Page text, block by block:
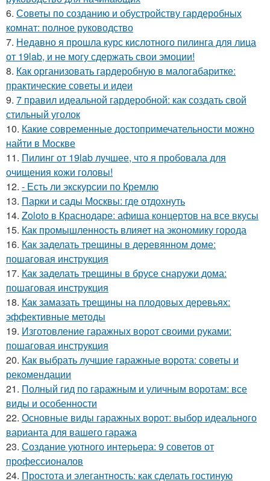
6. Советы по созданию и обустройству гардеробных
комнат: полное руководство
7. Недавно я прошла курс кислотного пилинга для лица
от 19lab, и не могу сдержать свои эмоции!
8. Как организовать гардеробную в малогабаритке:
практические советы и идеи
9. 7 правил идеальной гардеробной: как создать свой
стильный уголок
10. Какие современные достопримечательности можно
найти в Москве
11. Пилинг от 19lab лучшее, что я пробовала для
очищения кожи головы!
12. - Есть ли экскурсии по Кремлю
13. Парки и сады Москвы: где отдохнуть
14. Zoloto в Краснодаре: афиша концертов на все вкусы
15. Как промышленность влияет на экономику города
16. Как заделать трещины в деревянном доме:
пошаговая инструкция
17. Как заделать трещины в брусе снаружи дома:
пошаговая инструкция
18. Как замазать трещины на плодовых деревьях:
эффективные методы
19. Изготовление гаражных ворот своими руками:
пошаговая инструкция
20. Как выбрать лучшие гаражные ворота: советы и
рекомендации
21. Полный гид по гаражным и уличным воротам: все
виды и особенности
22. Основные виды гаражных ворот: выбор идеального
варианта для вашего гаража
23. Создание уютного интерьера: 9 советов от
профессионалов
24. Простота и элегантность: как сделать гостиную